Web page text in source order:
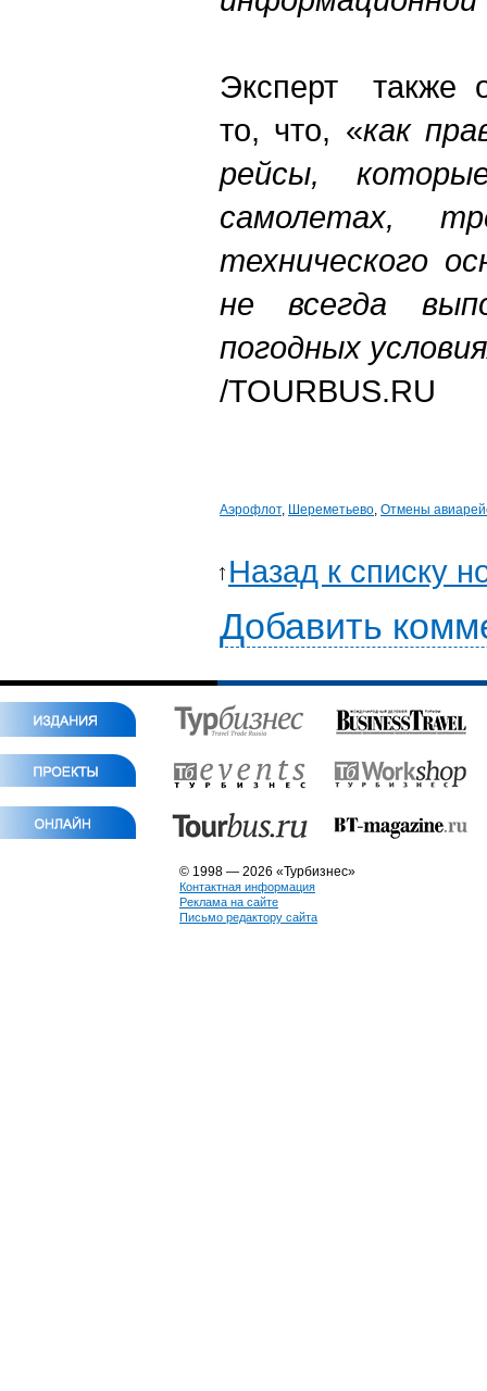
Эксперт также
то, что, «как
рейсы,
самолетах,
технического
не всегда
погодных
/TOURBUS.RU
Аэрофлот, Шереметьево, Отмены
Назад к списку
Добавить
© 1998 — 2026 «Турбизнес»
Контактная информация
Реклама на сайте
Письмо редактору сайта